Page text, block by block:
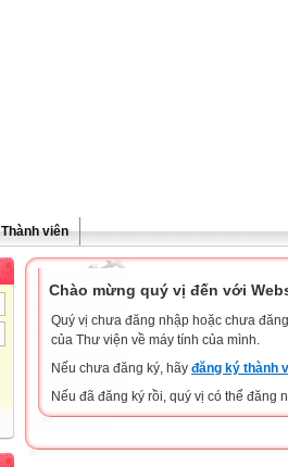
Thành viên
Chào mừng quý vị đến với
Quý vị chưa đăng nhập hoặc chưa
của Thư viện về máy tính của mình.
Nếu chưa đăng ký, hãy đăng ký thành
Nếu đã đăng ký rồi, quý vị có thể đăng